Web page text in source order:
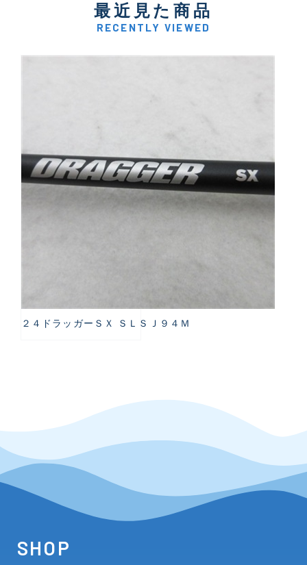
最近見た商品
RECENTLY VIEWED
２４ドラッガーＳＸ ＳＬＳＪ９４Ｍ
SHOP